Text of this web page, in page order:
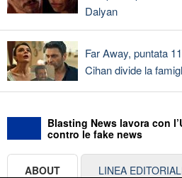
Dalyan
Far Away, puntata
Cihan divide la
Blasting News lavora con
contro le fake news
ABOUT LINEA